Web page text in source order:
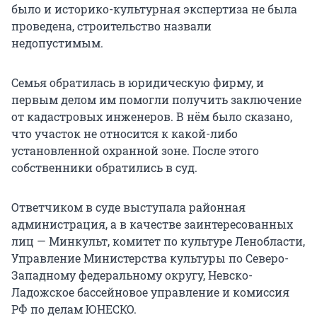
было и историко-культурная экспертиза не была
проведена, строительство назвали
недопустимым.
Семья обратилась в юридическую фирму, и
первым делом им помогли получить заключение
от кадастровых инженеров. В нём было сказано,
что участок не относится к какой-либо
установленной охранной зоне. После этого
собственники обратились в суд.
Ответчиком в суде выступала районная
администрация, а в качестве заинтересованных
лиц — Минкульт, комитет по культуре Ленобласти,
Управление Министерства культуры по Северо-
Западному федеральному округу, Невско-
Ладожское бассейновое управление и комиссия
РФ по делам ЮНЕСКО.